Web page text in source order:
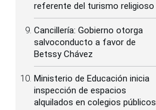
referente del turismo religioso
Cancillería: Gobierno otorga
salvoconducto a favor de
Betssy Chávez
Ministerio de Educación inicia
inspección de espacios
alquilados en colegios públicos